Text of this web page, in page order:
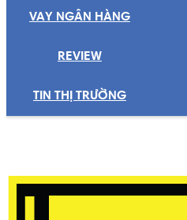
VAY NGÂN HÀNG
REVIEW
TIN THỊ TRƯỜNG